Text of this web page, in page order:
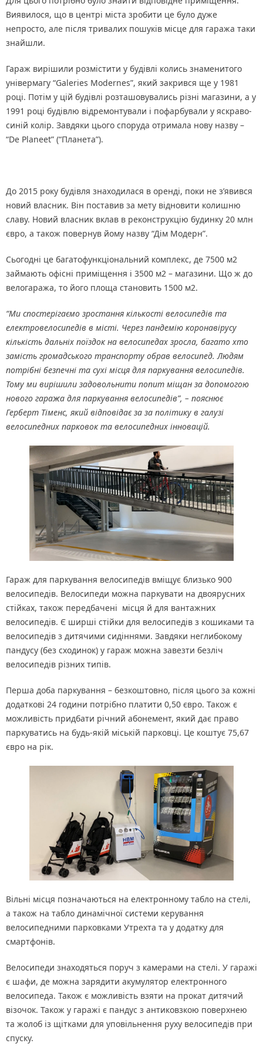
Виявилося, що в центрі міста зробити це було дуже
непросто, але після тривалих пошуків місце для гаража таки
знайшли.
Гараж вирішили розмістити у будівлі колись знаменитого
універмагу “Galeries Modernes”, який закрився ще у 1981
році. Потім у цій будівлі розташовувались різні магазини, а у
1991 році будівлю відремонтували і пофарбували у яскраво-
синій колір. Завдяки цього споруда отримала нову назву –
“De Planeet” (“Планета”).
До 2015 року будівля знаходилася в оренді, поки не з’явився
новий власник. Він поставив за мету відновити колишню
славу. Новий власник вклав в реконструкцію будинку 20 млн
євро, а також повернув йому назву “Дім Модерн”.
Сьогодні це багатофункціональний комплекс, де 7500 м2
займають офісні приміщення і 3500 м2 – магазини. Що ж до
велогаража, то його площа становить 1500 м2.
“Ми спостерігаємо зростання кількості велосипедів та
електровелосипедів в місті. Через пандемію коронавірусу
кількість дальніх поїздок на велосипедах зросла, багато хто
замість громадського транспорту обрав велосипед. Людям
потрібні безпечні та сухі місця для паркування велосипедів.
Тому ми вирішили задовольнити попит міщан за допомогою
нового гаража для паркування велосипедів”, – пояснює
Герберт Тіменс, який відповідає за за політику в галузі
велосипедних парковок та велосипедних інновацій.
Гараж для паркування велосипедів вміщує близько 900
велосипедів. Велосипеди можна паркувати на двоярусних
стійках, також передбачені місця й для вантажних
велосипедів. Є ширші стійки для велосипедів з кошиками та
велосипедів з дитячими сидіннями. Завдяки неглибокому
пандусу (без сходинок) у гараж можна завезти безліч
велосипедів різних типів.
Перша доба паркування – безкоштовно, після цього за кожні
додаткові 24 години потрібно платити 0,50 євро. Також є
можливість придбати річний абонемент, який дає право
паркуватись на будь-якій міській парковці. Це коштує 75,67
євро на рік.
Вільні місця позначаються на електронному табло на стелі,
а також на табло динамічної системи керування
велосипедними парковками Утрехта та у додатку для
смартфонів.
Велосипеди знаходяться поруч з камерами на стелі. У гаражі
є шафи, де можна зарядити акумулятор електронного
велосипеда. Також є можливість взяти на прокат дитячий
візочок. Також у гаражі є пандус з антиковзкою поверхнею
та жолоб із щітками для уповільнення руху велосипедів при
спуску.